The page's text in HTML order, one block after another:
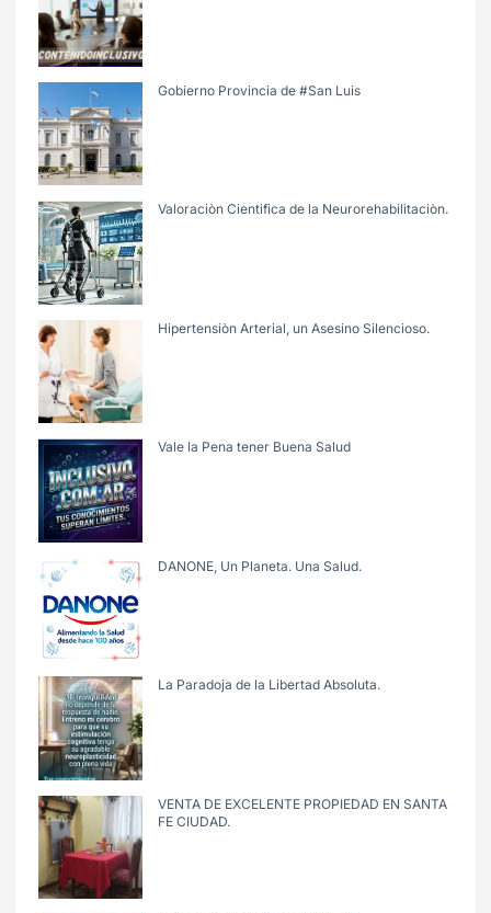
Gobierno Provincia de #San Luis
Valoraciòn Cientifica de la Neurorehabilitaciòn.
Hipertensiòn Arterial, un Asesino Silencioso.
Vale la Pena tener Buena Salud
DANONE, Un Planeta. Una Salud.
La Paradoja de la Libertad Absoluta.
VENTA DE EXCELENTE PROPIEDAD EN SANTA
FE CIUDAD.